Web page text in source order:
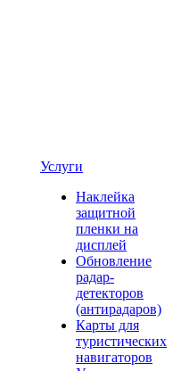
Услуги
Наклейка
защитной
пленки на
дисплей
Обновление
радар-
детекторов
(антирадаров)
Карты для
туристических
навигаторов